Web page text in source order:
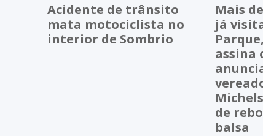
Acidente de trânsito
mata motociclista no
interior de Sombrio
Mais
já
assina
de
balsa